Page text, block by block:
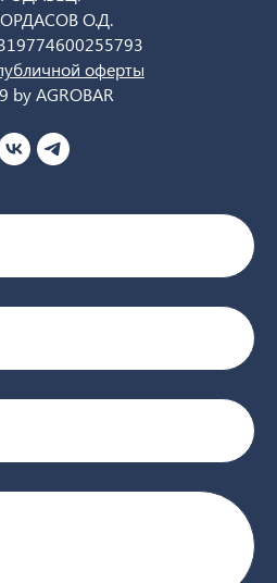
О.Д.
оферты
by AGROBAR